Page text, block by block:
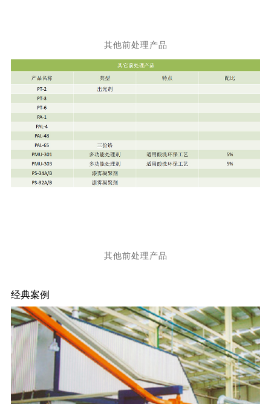
其他前处理产品
其他前处理产品
经典案例